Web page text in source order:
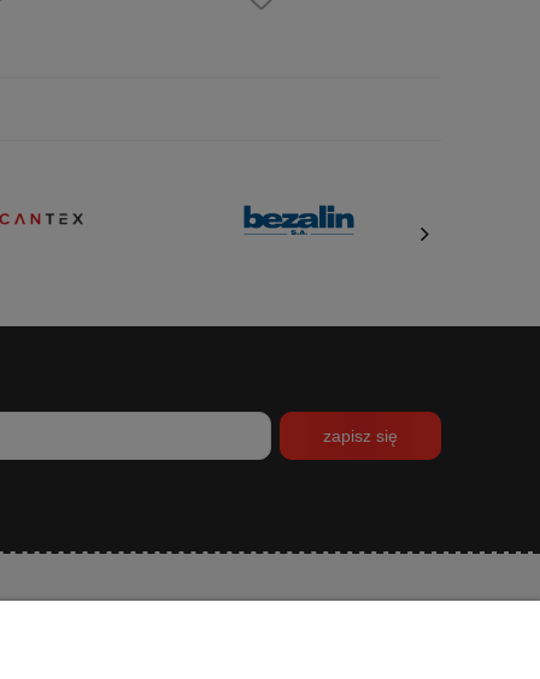
zapisz się
INFORMACJE O NAS